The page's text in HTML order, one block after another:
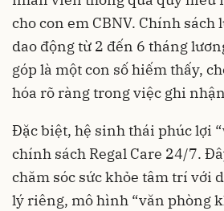
cho con em CBNV. Chính sách
dao động từ 2 đến 6 tháng
góp là một con số hiếm thấy,
hóa rõ ràng trong việc ghi
Đặc biệt, hệ sinh thái phúc lợi
chính sách Regal Care 24/7.
chăm sóc sức khỏe tâm trí với
lý riêng, mô hình “văn phòng